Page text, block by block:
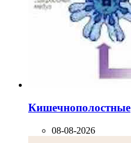
Кишечнополостные
08-08-2026